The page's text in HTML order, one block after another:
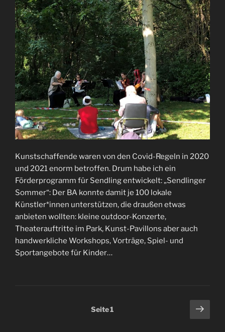
Kunstschaffende waren von den Covid-Regeln in 2020
und 2021 enorm betroffen. Drum habe ich ein
Förderprogramm für Sendling entwickelt: „Sendlinger
Sommer“: Der BA konnte damit je 100 lokale
Künstler*innen unterstützen, die draußen etwas
anbieten wollten: kleine outdoor-Konzerte,
Theaterauftritte im Park, Kunst-Pavillons aber auch
handwerkliche Workshops, Vorträge, Spiel- und
Sportangebote für Kinder…
Seitennummerierung
Seite1